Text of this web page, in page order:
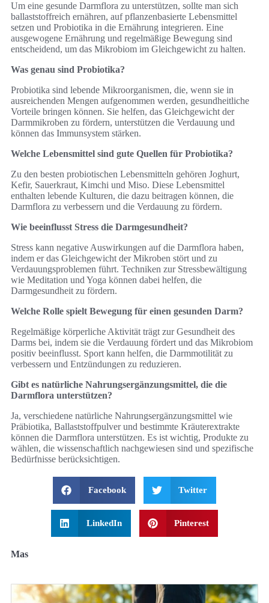
Um eine gesunde Darmflora zu unterstützen, sollte man sich
ballaststoffreich ernähren, auf pflanzenbasierte Lebensmittel
setzen und Probiotika in die Ernährung integrieren. Eine
ausgewogene Ernährung und regelmäßige Bewegung sind
entscheidend, um das Mikrobiom im Gleichgewicht zu halten.
Was genau sind Probiotika?
Probiotika sind lebende Mikroorganismen, die, wenn sie in
ausreichenden Mengen aufgenommen werden, gesundheitliche
Vorteile bringen können. Sie helfen, das Gleichgewicht der
Darmmikroben zu fördern, unterstützen die Verdauung und
können das Immunsystem stärken.
Welche Lebensmittel sind gute Quellen für Probiotika?
Zu den besten probiotischen Lebensmitteln gehören Joghurt,
Kefir, Sauerkraut, Kimchi und Miso. Diese Lebensmittel
enthalten lebende Kulturen, die dazu beitragen können, die
Darmflora zu verbessern und die Verdauung zu fördern.
Wie beeinflusst Stress die Darmgesundheit?
Stress kann negative Auswirkungen auf die Darmflora haben,
indem er das Gleichgewicht der Mikroben stört und zu
Verdauungsproblemen führt. Techniken zur Stressbewältigung
wie Meditation und Yoga können dabei helfen, die
Darmgesundheit zu fördern.
Welche Rolle spielt Bewegung für einen gesunden Darm?
Regelmäßige körperliche Aktivität trägt zur Gesundheit des
Darms bei, indem sie die Verdauung fördert und das Mikrobiom
positiv beeinflusst. Sport kann helfen, die Darmmotilität zu
verbessern und Entzündungen zu reduzieren.
Gibt es natürliche Nahrungsergänzungsmittel, die die
Darmflora unterstützen?
Ja, verschiedene natürliche Nahrungsergänzungsmittel wie
Präbiotika, Ballaststoffpulver und bestimmte Kräuterextrakte
können die Darmflora unterstützen. Es ist wichtig, Produkte zu
wählen, die wissenschaftlich nachgewiesen sind und spezifische
Bedürfnisse berücksichtigen.
Facebook Twitter
LinkedIn Pinterest
Mas